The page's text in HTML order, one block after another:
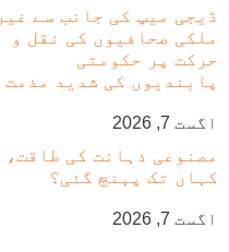
ڈیجی میپ کی جانب سے غیر
ملکی صحافیوں کی نقل و
حرکت پر حکومتی
پابندیوں کی شدید مذمت
اگست 7, 2026
مصنوعی ذہانت کی طاقت،
کہاں تک پہنچ گئی؟
اگست 7, 2026